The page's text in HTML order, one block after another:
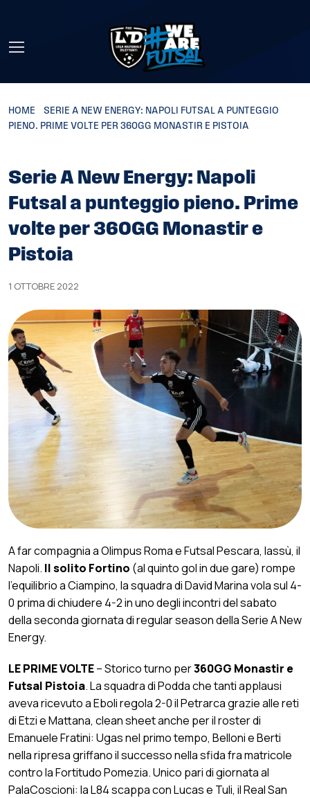
HOME
SERIE A NEW ENERGY: NAPOLI FUTSAL A PUNTEGGIO
PIENO. PRIME VOLTE PER 360GG MONASTIR E PISTOIA
Serie A New Energy: Napoli
Futsal a punteggio pieno. Prime
volte per 360GG Monastir e
Pistoia
1 OTTOBRE 2022
A far compagnia a Olimpus Roma e Futsal Pescara, lassù, il
Napoli. Il solito Fortino (al quinto gol in due gare) rompe
l’equilibrio a Ciampino, la squadra di David Marina vola sul 4-
0 prima di chiudere 4-2 in uno degli incontri del sabato
della seconda giornata di regular season della Serie A New
Energy.
LE PRIME VOLTE– Storico turno per360GG Monastir e
Futsal Pistoia. La squadra di Podda che tanti applausi
aveva ricevuto a Eboli regola 2-0 il Petrarca grazie alle reti
di Etzi e Mattana, clean sheet anche per il roster di
Emanuele Fratini: Ugas nel primo tempo, Belloni e Berti
nella ripresa griffano il successo nella sfida fra matricole
contro la Fortitudo Pomezia. Unico pari di giornata al
PalaCoscioni: la L84 scappa con Lucas e Tuli, il Real San